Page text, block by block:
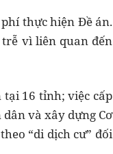
thực hiện Đề án.
vì liên quan đến
tại 16 tỉnh; việc cấp
và xây dựng Cơ
“di dịch cư” đối